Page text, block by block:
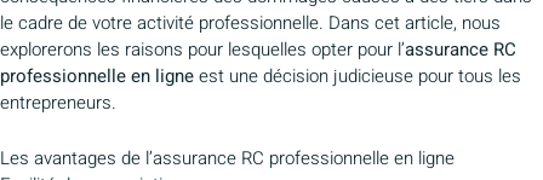
le cadre de votre activité professionnelle. Dans cet article, nous
explorerons les raisons pour lesquelles opter pour l’assurance RC
professionnelle en ligneest une décision judicieuse pour tous les
entrepreneurs.
Les avantages de l’assurance RC professionnelle en ligne